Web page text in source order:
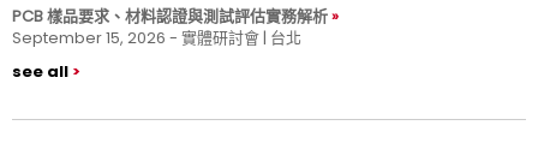
PCB 樣品要求、材料認證與測試評估實務解析
September 15, 2026 - 實體研討會 | 台北
see all